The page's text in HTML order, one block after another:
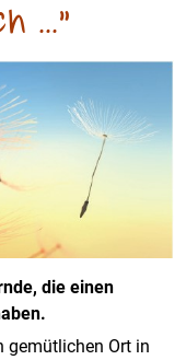
..."
die einen
gemütlichen Ort in